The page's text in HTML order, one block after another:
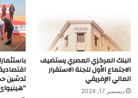
البنك المركزي المصري يستضيف
الاجتماع الأول للجنة الاستقرار
المالي الإفريقي
ديسمبر 17, 2024
تدشين